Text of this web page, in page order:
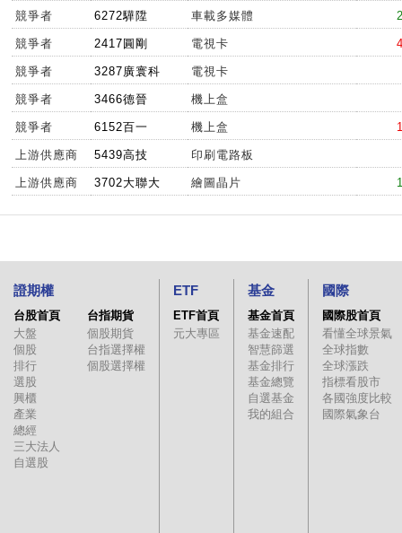
競爭者 6272驊陞 車載多媒體
競爭者 2417圓剛 電視卡
競爭者 3287廣寰科 電視卡
競爭者 3466德晉 機上盒
競爭者 6152百一 機上盒
上游供應商 5439高技 印刷電路板
上游供應商 3702大聯大 繪圖晶片
證期權
台股首頁
大盤
個股
排行
選股
興櫃
產業
總經
三大法人
自選股
台指期貨
個股期貨
台指選擇權
個股選擇權
ETF
ETF首頁
元大專區
基金
基金首頁
基金速配
智慧篩選
基金排行
基金總覽
自選基金
我的組合
國際
國際股首頁
看懂全球景氣
全球指數
全球漲跌
指標看股市
各國強度比較
國際氣象台